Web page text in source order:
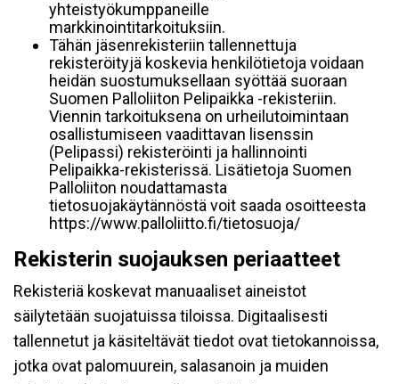
yhteistyökumppaneille
markkinointitarkoituksiin.
Tähän jäsenrekisteriin tallennettuja
rekisteröityjä koskevia henkilötietoja voidaan
heidän suostumuksellaan syöttää suoraan
Suomen Palloliiton Pelipaikka -rekisteriin.
Viennin tarkoituksena on urheilutoimintaan
osallistumiseen vaadittavan lisenssin
(Pelipassi) rekisteröinti ja hallinnointi
Pelipaikka-rekisterissä. Lisätietoja Suomen
Palloliiton noudattamasta
tietosuojakäytännöstä voit saada osoitteesta
https://www.palloliitto.fi/tietosuoja/
Rekisterin suojauksen periaatteet
Rekisteriä koskevat manuaaliset aineistot
säilytetään suojatuissa tiloissa. Digitaalisesti
tallennetut ja käsiteltävät tiedot ovat tietokannoissa,
jotka ovat palomuurein, salasanoin ja muiden